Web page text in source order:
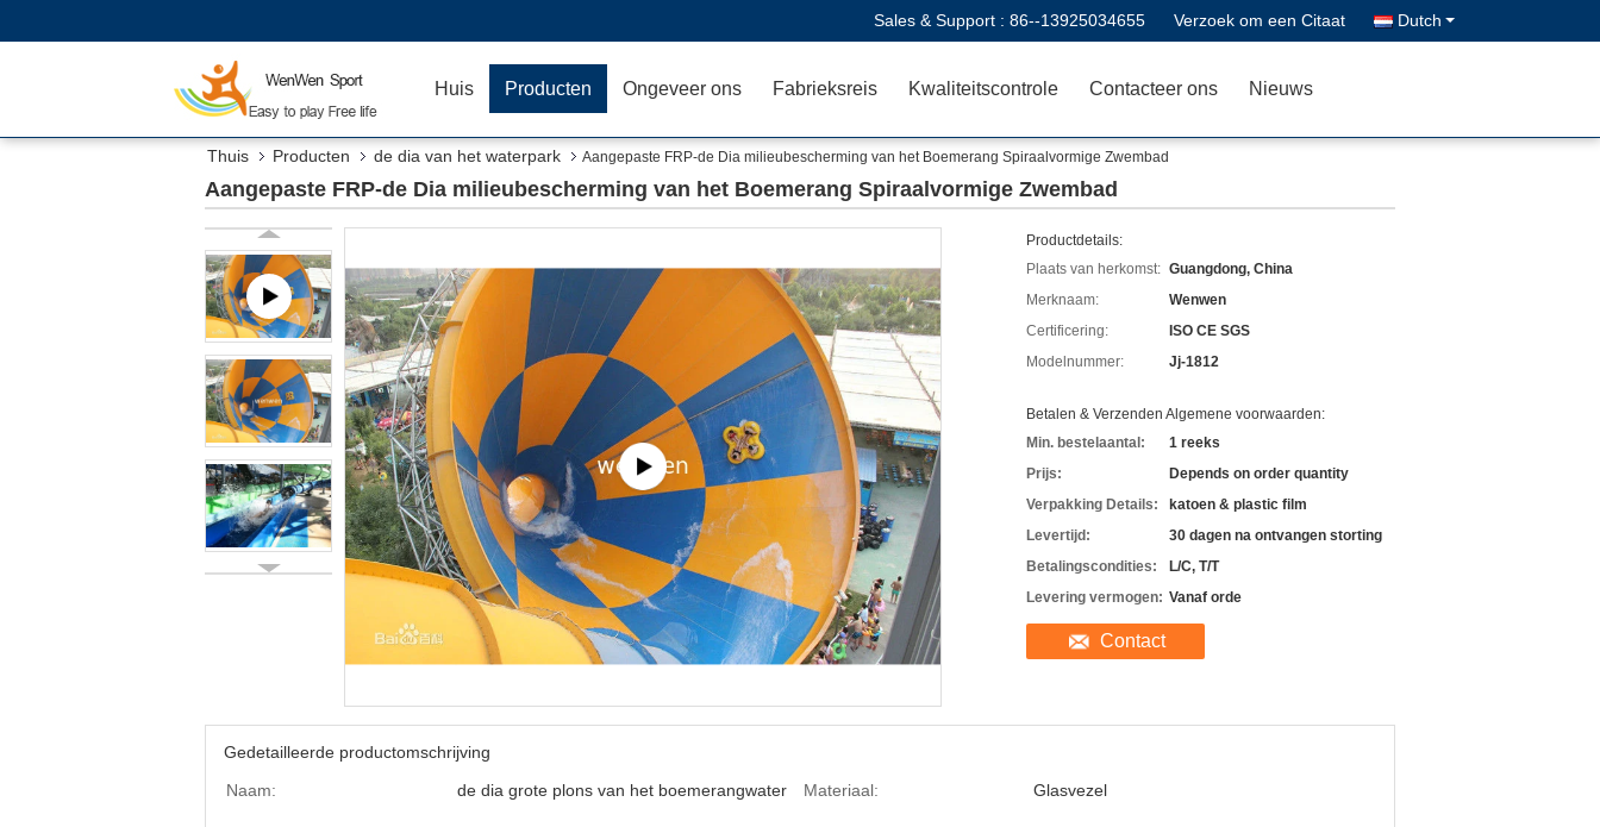
Sales & Support : 86--13925034655 Verzoek om een Citaat Dutch
Huis Producten Ongeveer ons Fabrieksreis Kwaliteitscontrole Contacteer ons Nieuws
Thuis Producten de dia van het waterpark Aangepaste FRP-de Dia milieubescherming van het Boemerang Spiraalvormige Zwembad
Aangepaste FRP-de Dia milieubescherming van het Boemerang Spiraalvormige Zwembad
Productdetails:
Plaats van herkomst: Guangdong, China
Merknaam:
Wenwen
Certificering:
ISO CE SGS
Modelnummer:
Jj-1812
Betalen & Verzenden Algemene voorwaarden:
Min. bestelaantal:
1 reeks
Prijs:
Depends on order quantity
Verpakking Details:
katoen & plastic film
Levertijd:
30 dagen na ontvangen storting
Betalingscondities:
L/C, T/T
Levering vermogen: Vanaf orde
Contact
Gedetailleerde productomschrijving
Naam:
de dia grote plons van het boemerangwater Materiaal: Glasvezel